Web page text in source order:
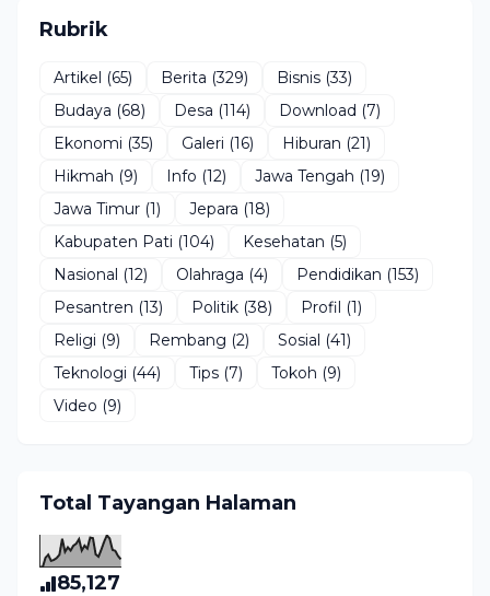
Rubrik
Artikel (65) Berita (329) Bisnis (33)
Budaya (68) Desa (114) Download (7)
Ekonomi (35) Galeri (16) Hiburan (21)
Hikmah (9) Info (12) Jawa Tengah (19)
Jawa Timur (1) Jepara (18)
Kabupaten Pati (104) Kesehatan (5)
Nasional (12) Olahraga (4) Pendidikan (153)
Pesantren (13) Politik (38) Profil (1)
Religi (9) Rembang (2) Sosial (41)
Teknologi (44) Tips (7) Tokoh (9)
Video (9)
Total Tayangan Halaman
85,127